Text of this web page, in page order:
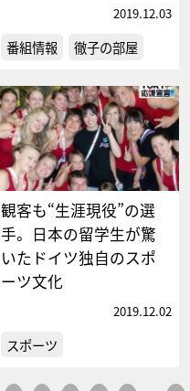
2019.12.03
番組情報 徹子の部屋
観客も“生涯現役”の選
手。日本の留学生が驚
いたドイツ独自のスポ
ーツ文化
2019.12.02
スポーツ